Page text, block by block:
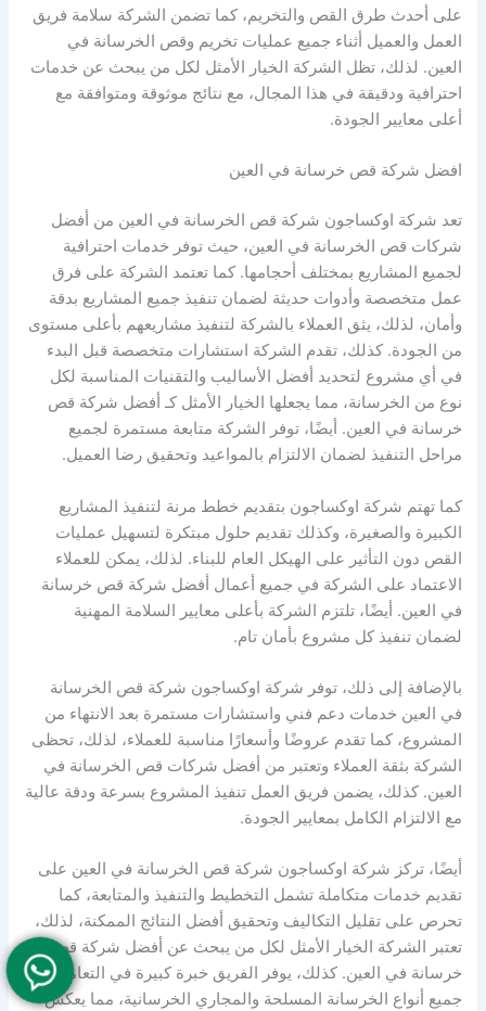
على أحدث طرق القص والتخريم، كما تضمن الشركة سلامة فريق
العمل والعميل أثناء جميع عمليات تخريم وقص الخرسانة في
العين. لذلك، تظل الشركة الخيار الأمثل لكل من يبحث عن خدمات
احترافية ودقيقة في هذا المجال، مع نتائج موثوقة ومتوافقة مع
أعلى معايير الجودة.
افضل شركة قص خرسانة في العين
تعد شركة اوكساجون شركة قص الخرسانة في العين من أفضل
شركات قص الخرسانة في العين، حيث توفر خدمات احترافية
لجميع المشاريع بمختلف أحجامها. كما تعتمد الشركة على فرق
عمل متخصصة وأدوات حديثة لضمان تنفيذ جميع المشاريع بدقة
وأمان، لذلك، يثق العملاء بالشركة لتنفيذ مشاريعهم بأعلى مستوى
من الجودة. كذلك، تقدم الشركة استشارات متخصصة قبل البدء
في أي مشروع لتحديد أفضل الأساليب والتقنيات المناسبة لكل
نوع من الخرسانة، مما يجعلها الخيار الأمثل كـ أفضل شركة قص
خرسانة في العين. أيضًا، توفر الشركة متابعة مستمرة لجميع
مراحل التنفيذ لضمان الالتزام بالمواعيد وتحقيق رضا العميل.
كما تهتم شركة اوكساجون بتقديم خطط مرنة لتنفيذ المشاريع
الكبيرة والصغيرة، وكذلك تقديم حلول مبتكرة لتسهيل عمليات
القص دون التأثير على الهيكل العام للبناء. لذلك، يمكن للعملاء
الاعتماد على الشركة في جميع أعمال أفضل شركة قص خرسانة
في العين. أيضًا، تلتزم الشركة بأعلى معايير السلامة المهنية
لضمان تنفيذ كل مشروع بأمان تام.
بالإضافة إلى ذلك، توفر شركة اوكساجون شركة قص الخرسانة
في العين خدمات دعم فني واستشارات مستمرة بعد الانتهاء من
المشروع، كما تقدم عروضًا وأسعارًا مناسبة للعملاء، لذلك، تحظى
الشركة بثقة العملاء وتعتبر من أفضل شركات قص الخرسانة في
العين. كذلك، يضمن فريق العمل تنفيذ المشروع بسرعة ودقة عالية
مع الالتزام الكامل بمعايير الجودة.
أيضًا، تركز شركة اوكساجون شركة قص الخرسانة في العين على
تقديم خدمات متكاملة تشمل التخطيط والتنفيذ والمتابعة، كما
تحرص على تقليل التكاليف وتحقيق أفضل النتائج الممكنة، لذلك،
تعتبر الشركة الخيار الأمثل لكل من يبحث عن أفضل شركة قص
خرسانة في العين. كذلك، يوفر الفريق خبرة كبيرة في التعامل مع
جميع أنواع الخرسانة المسلحة والمجاري الخرسانية، مما يعكس